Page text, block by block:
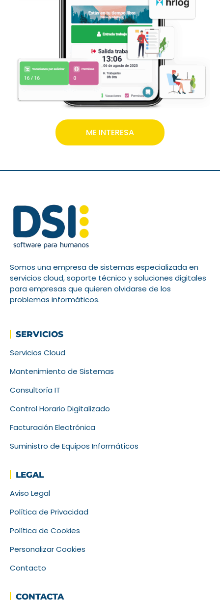
ME INTERESA
Somos una empresa de sistemas especializada en
servicios cloud, soporte técnico y soluciones digitales
para empresas que quieren olvidarse de los
problemas informáticos.
SERVICIOS
Servicios Cloud
Mantenimiento de Sistemas
Consultoría IT
Control Horario Digitalizado
Facturación Electrónica
Suministro de Equipos Informáticos
LEGAL
Aviso Legal
Política de Privacidad
Política de Cookies
Personalizar Cookies
Contacto
CONTACTA